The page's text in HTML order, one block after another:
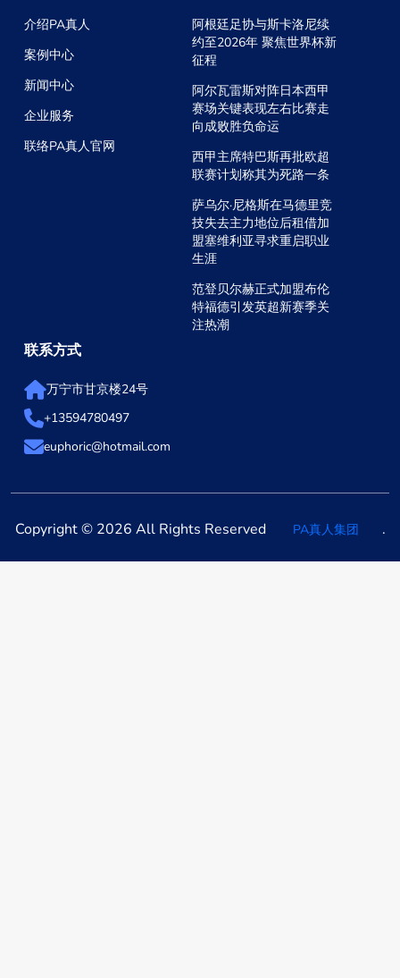
介绍PA真人
案例中心
新闻中心
企业服务
联络PA真人官网
阿根廷足协与斯卡洛尼续
约至2026年 聚焦世界杯新
征程
阿尔瓦雷斯对阵日本西甲
赛场关键表现左右比赛走
向成败胜负命运
西甲主席特巴斯再批欧超
联赛计划称其为死路一条
萨乌尔·尼格斯在马德里竞
技失去主力地位后租借加
盟塞维利亚寻求重启职业
生涯
范登贝尔赫正式加盟布伦
特福德引发英超新赛季关
注热潮
联系方式
万宁市甘京楼24号
+13594780497
euphoric@hotmail.com
Copyright © 2026 All Rights Reserved PA真人集团 .